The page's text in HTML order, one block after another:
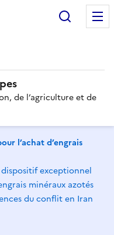
de l’agriculture et de
l’achat d’engrais
exceptionnel
minéraux azotés
du conflit en Iran